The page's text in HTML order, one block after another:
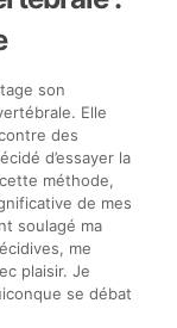
son
Elle
des
d’essayer la
méthode,
de mes
soulagé ma
me
plaisir. Je
se débat